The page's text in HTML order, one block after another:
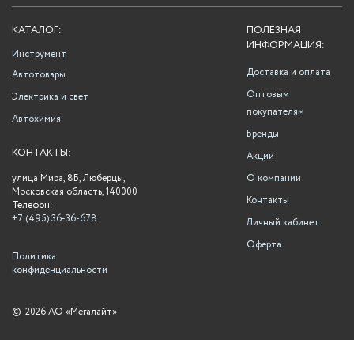
ПОЛЕЗНАЯ
ИНФОРМАЦИЯ:
Доставка и оплата
Оптовым
покупателям
Бренды
Акции
О компании
Контакты
Личный кабинет
Оферта
КАТАЛОГ:
Инструмент
Автотовары
Электрика и свет
Автохимия
КОНТАКТЫ:
улица Мира, 8Б, Люберцы,
Московская область, 140000
Телефон:
+7 (495) 36-36-678
Политика
конфиденциальности
© 2026 АО «Мегалайт»